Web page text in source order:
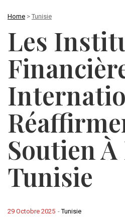
Home > Tunisie
Les
Soutien À
Tunisie
-Tunisie
29 Octobre 2025